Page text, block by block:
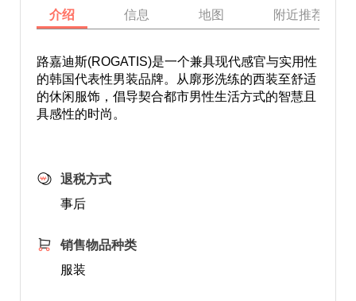
介绍 信息 地图 附近推荐景点
路嘉迪斯(ROGATIS)是一个兼具现代感官与实用性
的韩国代表性男装品牌。从廓形洗练的西装至舒适
的休闲服饰，倡导契合都市男性生活方式的智慧且
具感性的时尚。
退税方式
事后
销售物品种类
服装